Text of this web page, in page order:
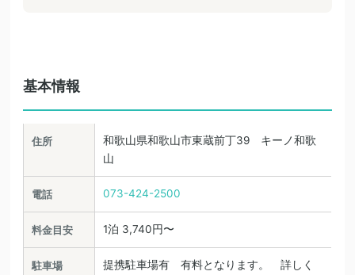
基本情報
住所
和歌山県和歌山市東蔵前丁39 キーノ和歌
山
電話 073-424-2500
料金目安 1泊 3,740円〜
駐車場
提携駐車場有 有料となります。 詳しく